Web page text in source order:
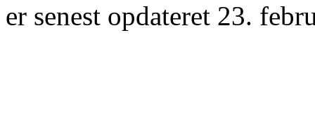
er senest opdateret 23.